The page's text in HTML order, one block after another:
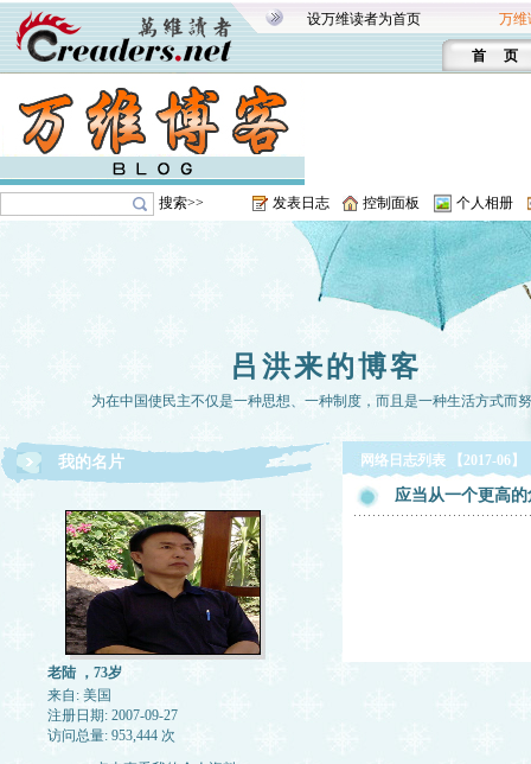
设万维读者为首页 万维
首 页
搜索>> 发表日志 控制面板 个人相册
吕洪来的博客
为在中国使民主不仅是一种思想、一种制度，而且是一种生活方式而
我的名片
老陆 ，73岁
来自: 美国
注册日期: 2007-09-27
访问总量: 953,444 次
网络日志列表 【2017-06】
应当从一个更高